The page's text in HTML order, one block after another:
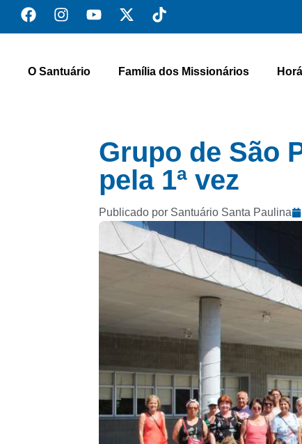
O Santuário Família dos Missionários
Grupo de São
pela 1ª vez
Publicado por Santuário Santa Paulina